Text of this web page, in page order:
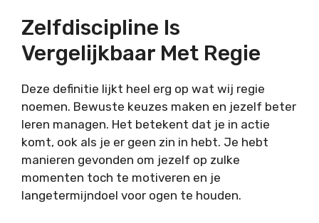
Zelfdiscipline Is
Vergelijkbaar Met Regie
Deze definitie lijkt heel erg op wat wij regie
noemen. Bewuste keuzes maken en jezelf beter
leren managen. Het betekent dat je in actie
komt, ook als je er geen zin in hebt. Je hebt
manieren gevonden om jezelf op zulke
momenten toch te motiveren en je
langetermijndoel voor ogen te houden.